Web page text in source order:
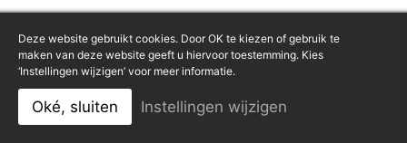
Deze website gebruikt cookies. Door OK te kiezen of gebruik te
maken van deze website geeft u hiervoor toestemming. Kies
‘Instellingen wijzigen’ voor meer informatie.
Oké, sluiten Instellingen wijzigen